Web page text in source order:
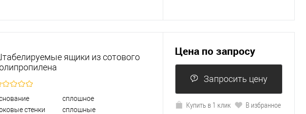
ящики из сотового
сплошное
стенки
сплошные
Цена по запросу
Запросить цену
Купить в 1 клик
В избранное